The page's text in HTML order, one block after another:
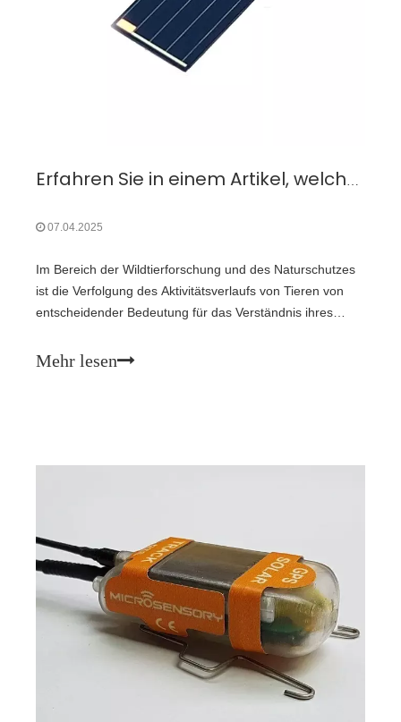
Erfahren Sie in einem Artikel, welche Solarmodule für die Wildtierortung verwendet werden
07.04.2025
Im Bereich der Wildtierforschung und des Naturschutzes
ist die Verfolgung des Aktivitätsverlaufs von Tieren von
entscheidender Bedeutung für das Verständnis ihres
ökologischen Schutzes. Herkömmliche Ortungsgeräte
Durchbrüchen in der Wildtierverfolgungstechnologie
Mehr lesen